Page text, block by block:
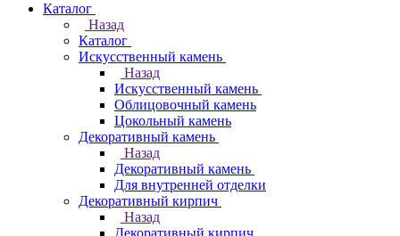
Каталог
Назад
Каталог
Искусственный камень
Назад
Искусственный камень
Облицовочный камень
Цокольный камень
Декоративный камень
Назад
Декоративный камень
Для внутренней отделки
Декоративный кирпич
Назад
Декоративный кирпич